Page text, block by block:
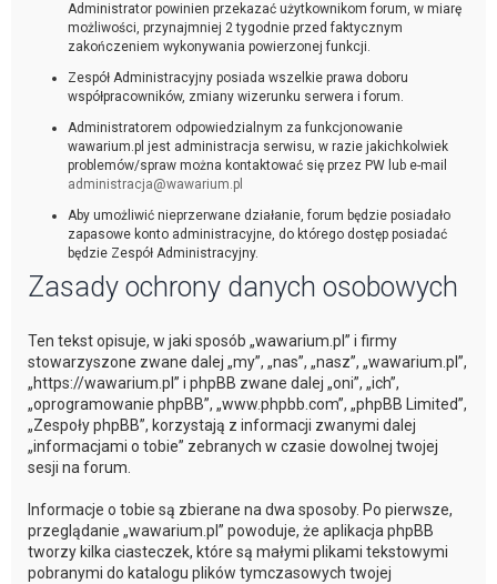
Administrator powinien przekazać użytkownikom forum, w miarę
możliwości, przynajmniej 2 tygodnie przed faktycznym
zakończeniem wykonywania powierzonej funkcji.
Zespół Administracyjny posiada wszelkie prawa doboru
współpracowników, zmiany wizerunku serwera i forum.
Administratorem odpowiedzialnym za funkcjonowanie
wawarium.pl jest administracja serwisu, w razie jakichkolwiek
problemów/spraw można kontaktować się przez PW lub e-mail
administracja@wawarium.pl
Aby umożliwić nieprzerwane działanie, forum będzie posiadało
zapasowe konto administracyjne, do którego dostęp posiadać
będzie Zespół Administracyjny.
Zasady ochrony danych osobowych
Ten tekst opisuje, w jaki sposób „wawarium.pl” i firmy
stowarzyszone zwane dalej „my”, „nas”, „nasz”, „wawarium.pl”,
„https://wawarium.pl” i phpBB zwane dalej „oni”, „ich”,
„oprogramowanie phpBB”, „www.phpbb.com”, „phpBB Limited”,
„Zespoły phpBB”, korzystają z informacji zwanymi dalej
„informacjami o tobie” zebranych w czasie dowolnej twojej
sesji na forum.
Informacje o tobie są zbierane na dwa sposoby. Po pierwsze,
przeglądanie „wawarium.pl” powoduje, że aplikacja phpBB
tworzy kilka ciasteczek, które są małymi plikami tekstowymi
pobranymi do katalogu plików tymczasowych twojej